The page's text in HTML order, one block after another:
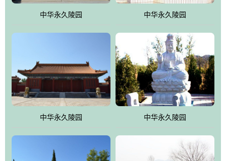
中华永久陵园 中华永久陵园
中华永久陵园 中华永久陵园